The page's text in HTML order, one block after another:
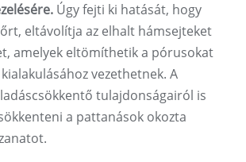
Úgy fejti ki hatását, hogy
eltávolítja az elhalt hámsejteket
amelyek eltömíthetik a pórusokat
vezethetnek. A
tulajdonságairól is
a pattanások okozta